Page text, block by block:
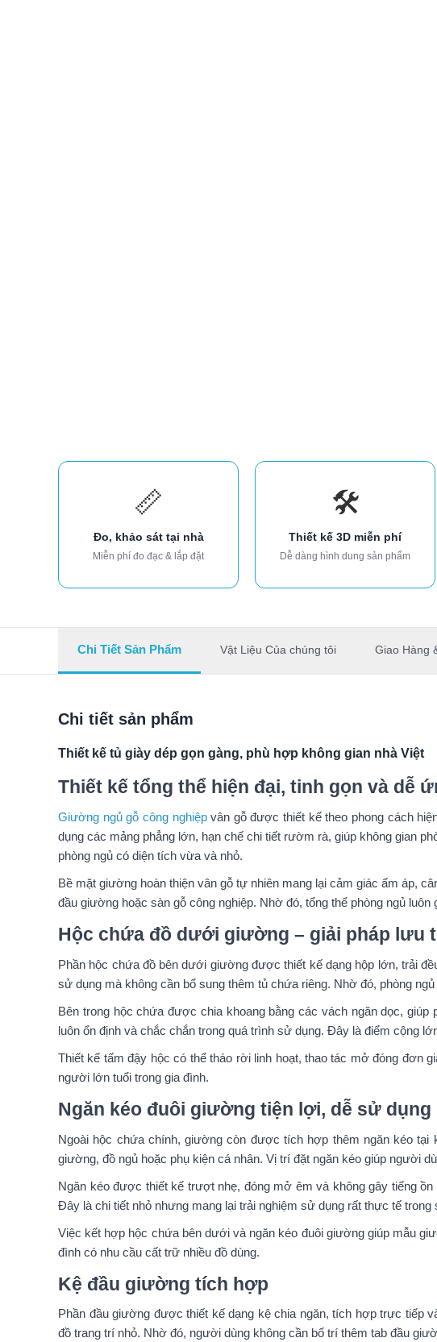
📏
Đo, khảo sát tại nhà
Miễn phí đo đạc & lắp đặt
🛠️
Thiết kế 3D miễn phí
Dễ dàng hình dung sản phẩm
Chi Tiết Sản Phẩm Vật Liệu Của chúng tôi Giao Hàng
Chi tiết sản phẩm
Thiết kế tủ giày dép gọn gàng, phù hợp không gian nhà Việt
Thiết kế tổng thể hiện đại, tinh gọn và dễ
Giường ngủ gỗ công nghiệpvân gỗ được thiết kế theo phong cách
dụng các mảng phẳng lớn, hạn chế chi tiết rườm rà, giúp không gian
phòng ngủ có diện tích vừa và nhỏ.
Bề mặt giường hoàn thiện vân gỗ tự nhiên mang lại cảm giác ấm áp,
đầu giường hoặc sàn gỗ công nghiệp. Nhờ đó, tổng thể phòng ngủ
Hộc chứa đồ dưới giường – giải pháp lưu
Phần hộc chứa đồ bên dưới giường được thiết kế dạng hộp lớn, trải
sử dụng mà không cần bổ sung thêm tủ chứa riêng. Nhờ đó, phòng
Bên trong hộc chứa được chia khoang bằng các vách ngăn dọc,
luôn ổn định và chắc chắn trong quá trình sử dụng. Đây là điểm cộng
Thiết kế tấm đậy hộc có thể tháo rời linh hoạt, thao tác mở đóng đơn
người lớn tuổi trong gia đình.
Ngăn kéo đuôi giường tiện lợi, dễ sử dụng
Ngoài hộc chứa chính, giường còn được tích hợp thêm ngăn kéo
giường, đồ ngủ hoặc phụ kiện cá nhân. Vị trí đặt ngăn kéo giúp người
Ngăn kéo được thiết kế trượt nhẹ, đóng mở êm và không gây tiếng
Đây là chi tiết nhỏ nhưng mang lại trải nghiệm sử dụng rất thực tế trong
Việc kết hợp hộc chứa bên dưới và ngăn kéo đuôi giường giúp mẫu
đình có nhu cầu cất trữ nhiều đồ dùng.
Kệ đầu giường tích hợp
Phần đầu giường được thiết kế dạng kệ chia ngăn, tích hợp trực tiếp
đồ trang trí nhỏ. Nhờ đó, người dùng không cần bố trí thêm tab đầu